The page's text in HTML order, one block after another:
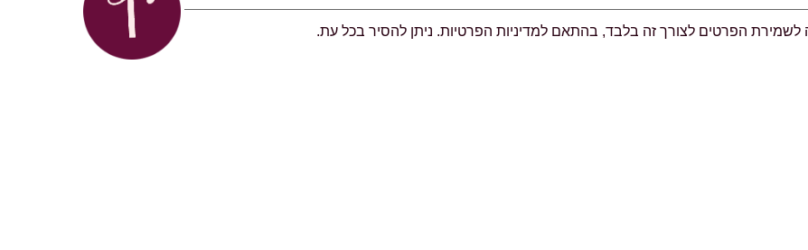
לשמירת הפרטים לצורך זה בלבד, בהתאם למדיניות הפרטיות. ניתן להסיר בכל עת.